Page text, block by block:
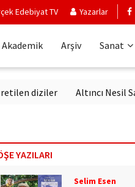
Edebiyat TV Yazarlar
Akademik Arşiv Sanat
diziler Altıncı Nesil Savaş
YAZILARI
Selim Esen